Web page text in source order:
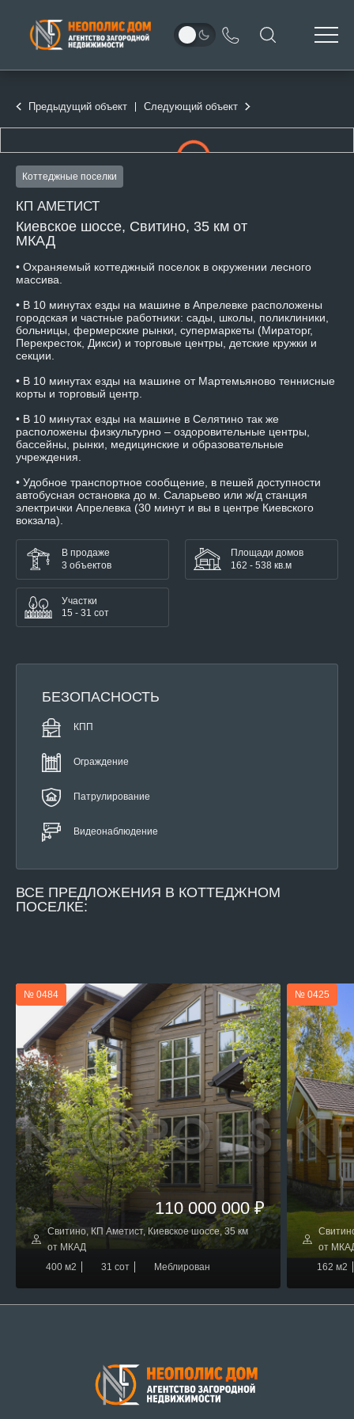
Предыдущий объект Следующий объект
Коттеджные поселки
КП АМЕТИСТ
Киевское шоссе, Свитино, 35 км от
МКАД
• Охраняемый коттеджный поселок в окружении лесного
массива.
• В 10 минутах езды на машине в Апрелевке расположены
городская и частные работники: сады, школы, поликлиники,
больницы, фермерские рынки, супермаркеты (Мираторг,
Перекресток, Дикси) и торговые центры, детские кружки и
секции.
• В 10 минутах езды на машине от Мартемьяново теннисные
корты и торговый центр.
• В 10 минутах езды на машине в Селятино так же
расположены физкультурно – оздоровительные центры,
бассейны, рынки, медицинские и образовательные
учреждения.
• Удобное транспортное сообщение, в пешей доступности
автобусная остановка до м. Саларьево или ж/д станция
электрички Апрелевка (30 минут и вы в центре Киевского
вокзала).
В продаже
3 объектов
Площади домов
162 - 538 кв.м
Участки
15 - 31 сот
БЕЗОПАСНОСТЬ
КПП
Ограждение
Патрулирование
Видеонаблюдение
ВСЕ ПРЕДЛОЖЕНИЯ В КОТТЕДЖНОМ
ПОСЕЛКЕ:
№ 0484
110 000 000 ₽
Свитино, КП Аметист, Киевское шоссе, 35 км
от МКАД
400 м2
31 сот Меблирован
№ 0425
от
162 м2